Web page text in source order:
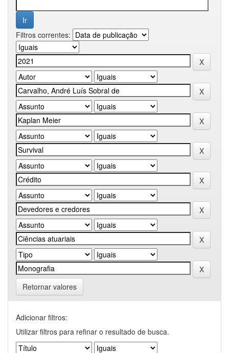
Filtros correntes:
Retornar valores
Adicionar filtros:
Utilizar filtros para refinar o resultado de busca.